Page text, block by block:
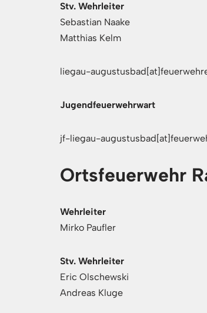
Stv. Wehrleiter
Sebastian Naake
Matthias Kelm
liegau-
Jugendfeuerwehrwart
jf-liegau-
Ortsfeuerwehr
Wehrleiter
Mirko Paufler
Stv. Wehrleiter
Eric Olschewski
Andreas Kluge